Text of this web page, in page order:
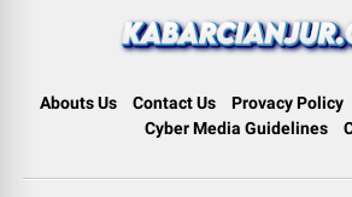
Abouts Us Contact Us Provacy Policy
Cyber Media Guidelines